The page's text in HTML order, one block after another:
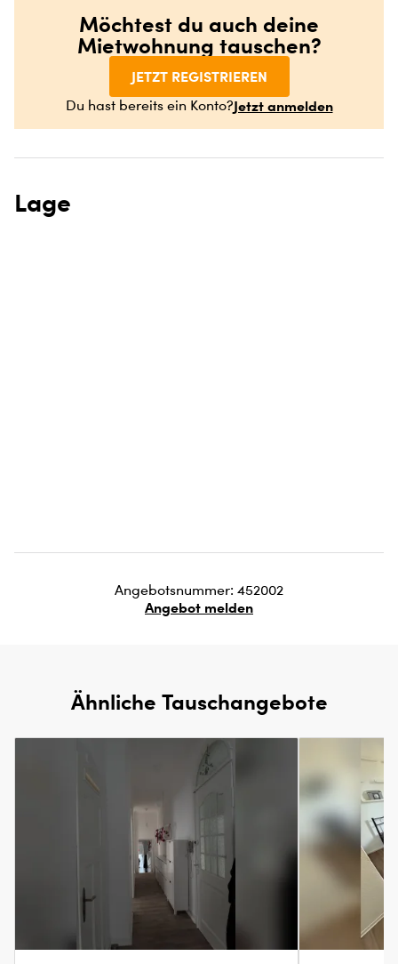
Möchtest du auch deine
Mietwohnung tauschen?
JETZT REGISTRIEREN
Du hast bereits ein Konto?Jetzt anmelden
Lage
Angebotsnummer: 452002
Angebot melden
Ähnliche Tauschangebote